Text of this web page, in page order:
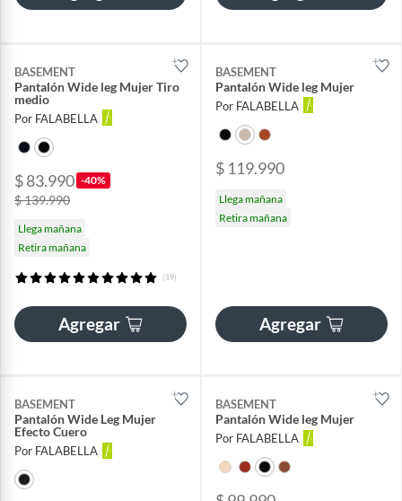
BASEMENT
Pantalón Wide leg Mujer Tiro
medio
Por FALABELLA
$ 83.990 -40%
$ 139.990
Llega mañana
Retira mañana
(19)
Agregar
BASEMENT
Pantalón Wide leg Mujer
Por FALABELLA
$ 119.990
Llega mañana
Retira mañana
Agregar
BASEMENT
Pantalón Wide Leg Mujer
Efecto Cuero
Por FALABELLA
BASEMENT
Pantalón Wide leg Mujer
Por FALABELLA